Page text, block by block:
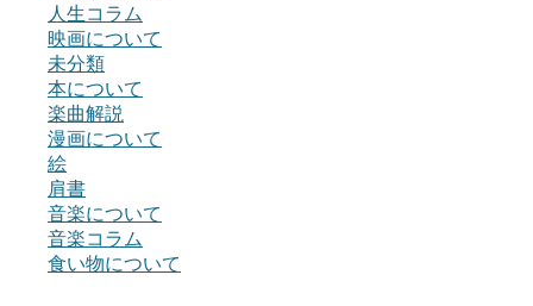
人生コラム
映画について
未分類
本について
楽曲解説
漫画について
絵
肩書
音楽について
音楽コラム
食い物について